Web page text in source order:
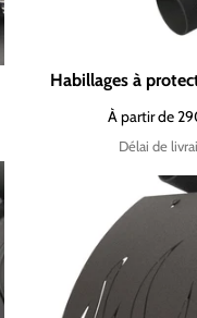
Habillages à
À partir de
Délai de